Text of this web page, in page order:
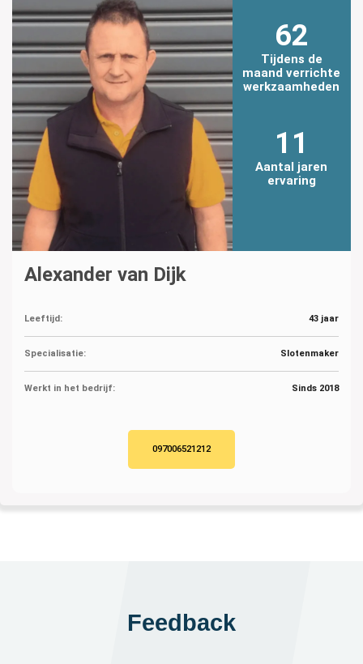
62
Tijdens de
maand verrichte
werkzaamheden
11
Aantal jaren
ervaring
Alexander van Dijk
Leeftijd: 43 jaar
Specialisatie: Slotenmaker
Werkt in het bedrijf: Sinds 2018
097006521212
Feedback